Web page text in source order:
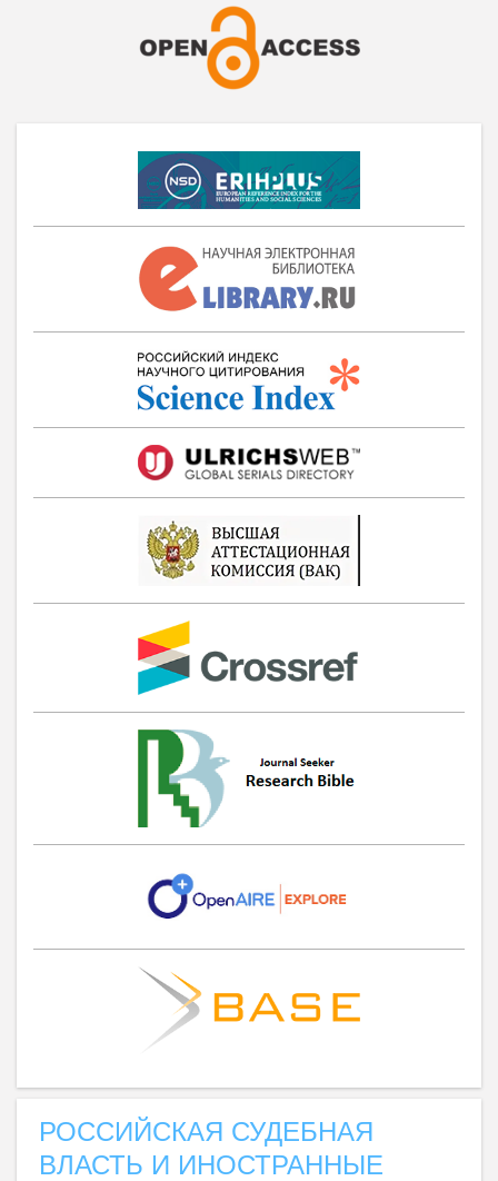
РОССИЙСКАЯ СУДЕБНАЯ
ВЛАСТЬ И ИНОСТРАННЫЕ